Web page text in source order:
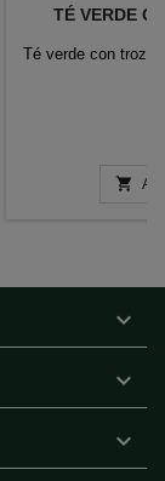
TÉ VERDE
Té verde con



